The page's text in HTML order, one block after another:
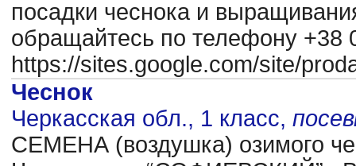
посадки чеснока и
обращайтесь по телефону +38
https://sites.google.com/site/
Чеснок
Черкасская обл., 1 класс,
CЕМЕНА (воздушка) озимого